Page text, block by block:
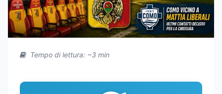
Tempo di lettura: ~3 min